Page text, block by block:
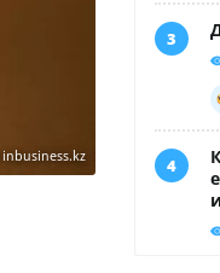
inbusiness.kz